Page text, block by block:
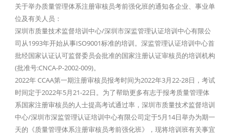
关于举办质量管理体系注册审核员考前强化班的通知各企业、事业单
位及有关人员：
深圳市质量技术监督培训中心/深圳市深监管理认证培训中心有限公
司从1993年开始从事ISO9001标准的培训。深监管理认证培训中心首
批经国家认证认可监督委员会批准的国家注册认证审核员的培训机构
(批准号:CNCA-P-2002-009)。
2022年 CCAA第一期注册审核员报考时间为2022年3月22-28日，考试
时间定于2022年5月21-22日。为了帮助更多有志于报考质量管理体
系国家注册审核员的人士提高考试通过率，深圳市质量技术监督培训
中心/深圳市深监管理认证培训中心有限公司定于5月14日举办为期一
天的《质量管理体系注册审核员考前强化班》，现将培训班有关事宜